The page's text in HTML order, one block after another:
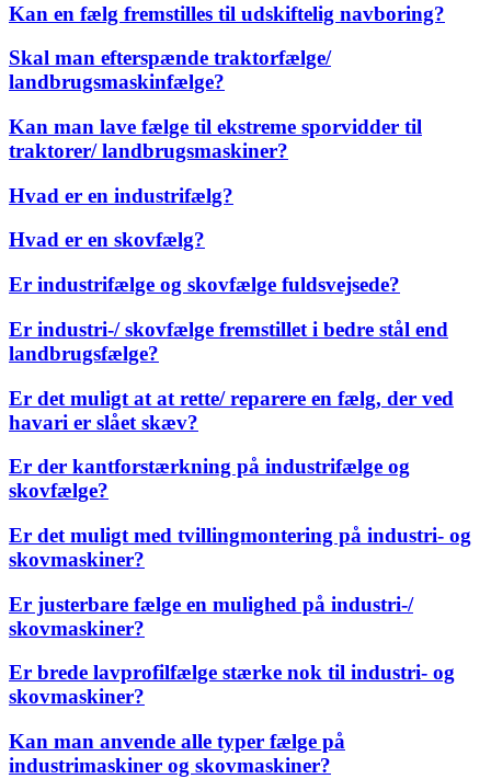
Kan en fælg fremstilles til udskiftelig navboring?
Skal man efterspænde traktorfælge/
landbrugsmaskinfælge?
Kan man lave fælge til ekstreme sporvidder til
traktorer/ landbrugsmaskiner?
Hvad er en industrifælg?
Hvad er en skovfælg?
Er industrifælge og skovfælge fuldsvejsede?
Er industri-/ skovfælge fremstillet i bedre stål end
landbrugsfælge?
Er det muligt at at rette/ reparere en fælg, der ved
havari er slået skæv?
Er der kantforstærkning på industrifælge og
skovfælge?
Er det muligt med tvillingmontering på industri- og
skovmaskiner?
Er justerbare fælge en mulighed på industri-/
skovmaskiner?
Er brede lavprofilfælge stærke nok til industri- og
skovmaskiner?
Kan man anvende alle typer fælge på
industrimaskiner og skovmaskiner?